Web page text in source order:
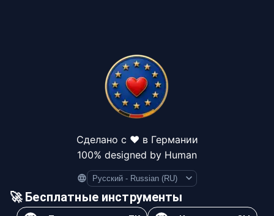
Сделано с ❤️ в Германии
100% designed by Human
Language
🚀 Бесплатные инструменты